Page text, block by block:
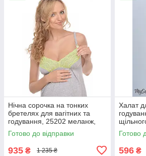
Нічна сорочка на тонких
бретелях для вагітних та
годування, 25202 меланж,
Мамин дім
Готово до відправки
935 ₴ 1 235 ₴
Халат
Готово
596 ₴